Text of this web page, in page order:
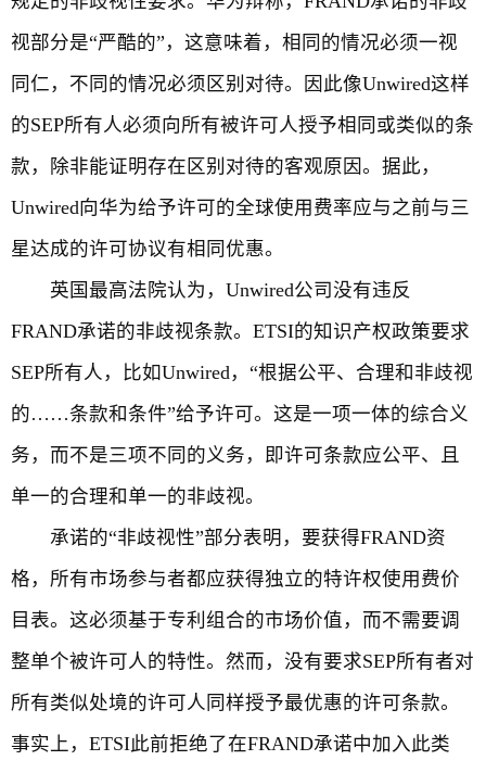
视部分是“严酷的”，这意味着，相同的情况必须一视
同仁，不同的情况必须区别对待。因此像Unwired这样
的SEP所有人必须向所有被许可人授予相同或类似的条
款，除非能证明存在区别对待的客观原因。据此，
Unwired向华为给予许可的全球使用费率应与之前与三
星达成的许可协议有相同优惠。
英国最高法院认为，Unwired公司没有违反
FRAND承诺的非歧视条款。ETSI的知识产权政策要求
SEP所有人，比如Unwired，“根据公平、合理和非歧视
的……条款和条件”给予许可。这是一项一体的综合义
务，而不是三项不同的义务，即许可条款应公平、且
单一的合理和单一的非歧视。
承诺的“非歧视性”部分表明，要获得FRAND资
格，所有市场参与者都应获得独立的特许权使用费价
目表。这必须基于专利组合的市场价值，而不需要调
整单个被许可人的特性。然而，没有要求SEP所有者对
所有类似处境的许可人同样授予最优惠的许可条款。
事实上，ETSI此前拒绝了在FRAND承诺中加入此类